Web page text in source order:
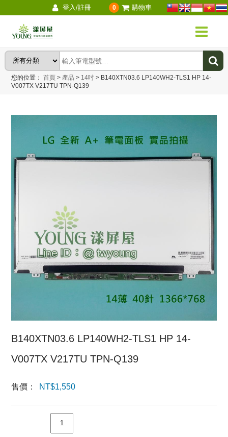
登入/註冊 0 購物車
您的位置：首頁 > 產品 > 14吋 > B140XTN03.6 LP140WH2-TLS1 HP 14-
V007TX V217TU TPN-Q139
B140XTN03.6 LP140WH2-TLS1 HP 14-
V007TX V217TU TPN-Q139
售價： NT$1,550